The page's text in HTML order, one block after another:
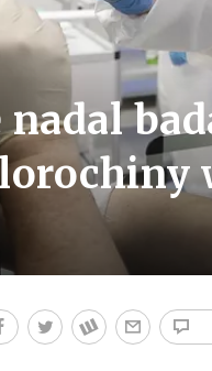
nadal